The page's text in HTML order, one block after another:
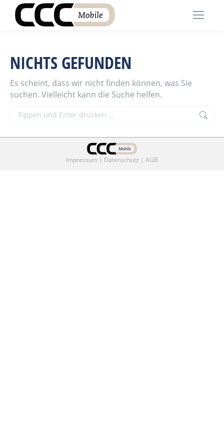
NICHTS GEFUNDEN
Es scheint, dass wir nicht finden können, was Sie
suchen. Vielleicht kann die Suche helfen.
Search:
Impressum | Datenschutz | AGB